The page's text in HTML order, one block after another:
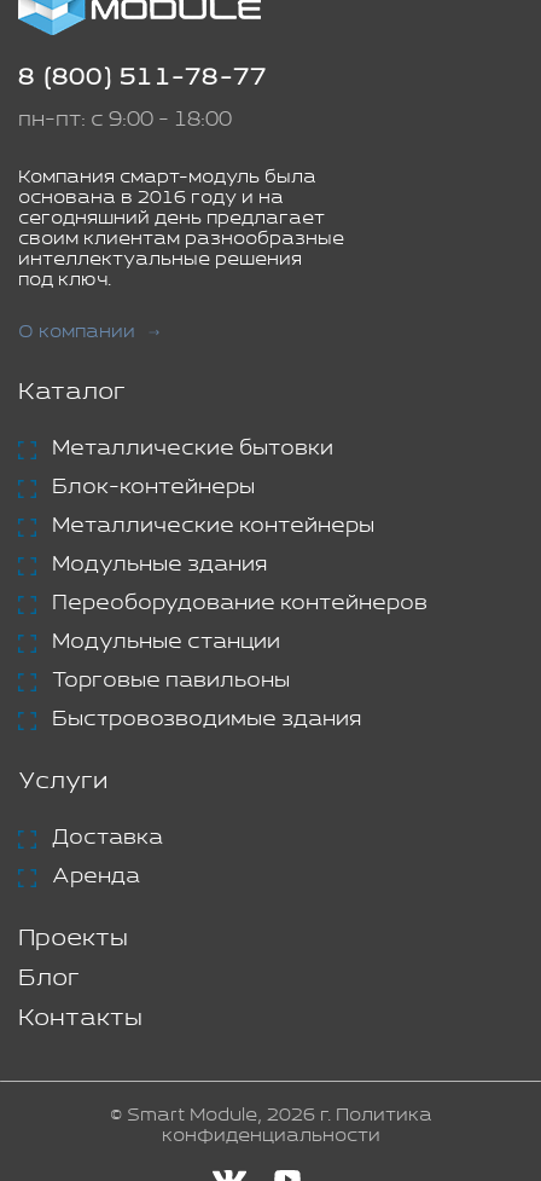
8 (800) 511-78-77
пн-пт: с 9:00 - 18:00
Компания смарт-модуль была
основана в 2016 году и на
сегодняшний день предлагает
своим клиентам разнообразные
интеллектуальные решения
под ключ.
О компании
Каталог
Металлические бытовки
Блок-контейнеры
Металлические контейнеры
Модульные здания
Переоборудование контейнеров
Модульные станции
Торговые павильоны
Быстровозводимые здания
Услуги
Доставка
Аренда
Проекты
Блог
Контакты
© Smart Module, 2026 г. Политика
конфиденциальности